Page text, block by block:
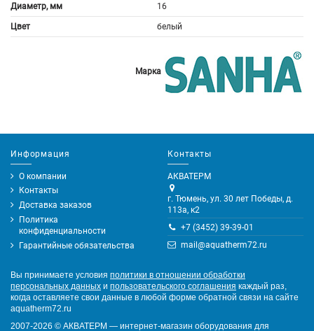
Диаметр, мм 16
Цвет белый
Марка
Информация
О компании
Контакты
Доставка заказов
Политика
конфиденциальности
Гарантийные обязательства
Контакты
АКВАТЕРМ
г. Тюмень, ул. 30 лет Победы, д.
113а, к2
+7 (3452) 39-39-01
mail@aquatherm72.ru
Вы принимаете условия политики в отношении обработки
персональных данных и пользовательского соглашения каждый раз,
когда оставляете свои данные в любой форме обратной связи на сайте
aquatherm72.ru
2007-2026 © АКВАТЕРМ — интернет-магазин оборудования для